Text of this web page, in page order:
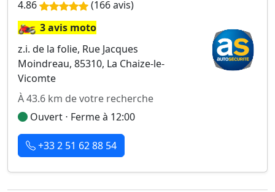
4.86 (166 avis)
🏍️3 avis moto
z.i. de la folie, Rue Jacques
Moindreau, 85310, La Chaize-le-
Vicomte
À 43.6 km de votre recherche
Ouvert ⋅ Ferme à 12:00
+33 2 51 62 88 54